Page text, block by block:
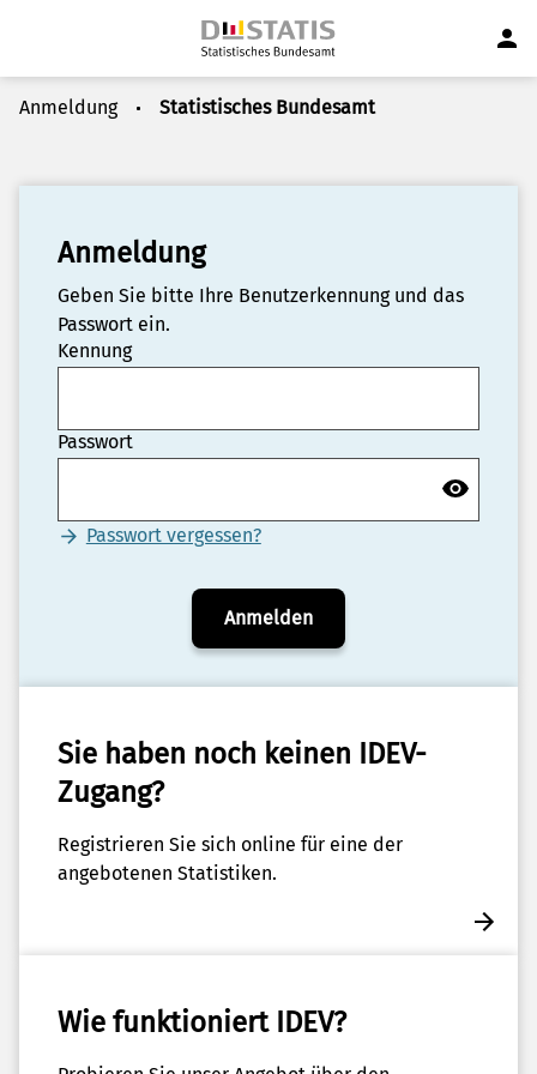
Anmeldung Statistisches Bundesamt
Anmeldung
Geben Sie bitte Ihre Benutzerkennung und das
Passwort ein.
Kennung
Passwort
Passwort vergessen?
Anmelden
Sie haben noch keinen IDEV-
Zugang?
Registrieren Sie sich online für eine der
angebotenen Statistiken.
Wie funktioniert IDEV?